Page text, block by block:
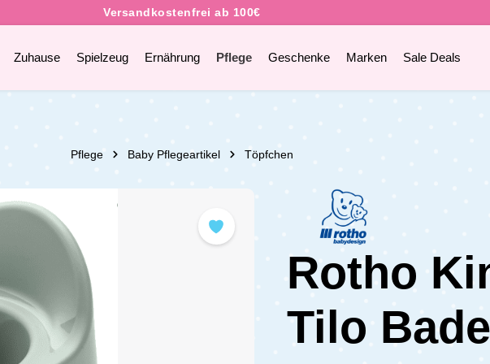
Zuhause Spielzeug Ernährung Pflege Geschenke Marken Sale Deals
Pflege Baby Pflegeartikel Töpfchen
Rotho
Tilo